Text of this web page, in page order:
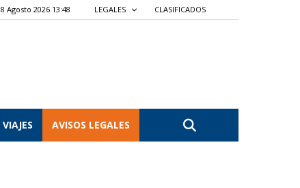
8 Agosto 2026 13:48 LEGALES CLASIFICADOS
VIAJES AVISOS LEGALES